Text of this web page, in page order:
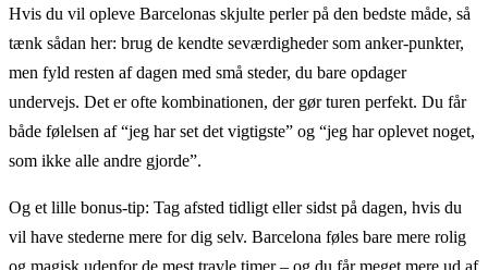
Hvis du vil opleve Barcelonas skjulte perler på den bedste måde, så
tænk sådan her: brug de kendte seværdigheder som anker-punkter,
men fyld resten af dagen med små steder, du bare opdager
undervejs. Det er ofte kombinationen, der gør turen perfekt. Du får
både følelsen af “jeg har set det vigtigste” og “jeg har oplevet noget,
som ikke alle andre gjorde”.
Og et lille bonus-tip: Tag afsted tidligt eller sidst på dagen, hvis du
vil have stederne mere for dig selv. Barcelona føles bare mere rolig
og magisk udenfor de mest travle timer – og du får meget mere ud af